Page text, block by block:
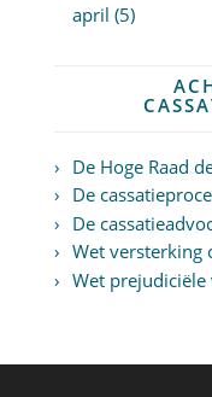
april (5)
De Hoge Raad
De
De
Wet versterking
Wet prejudiciële